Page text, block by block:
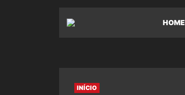
HOME
INÍCIO